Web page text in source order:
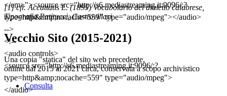
</em>"><source src="http://s6.mediastreaming.it:9096/;?
type=http&amp;nocache=559" type="audio/mpeg"></audio>
-->
<!--
<audio controls>
<source src="http://s6.mediastreaming.it:9096/;?
type=http&amp;nocache=559" type="audio/mpeg">
</audio>
[1] cfr. Accattatis L. (1895) Vocabolario del dialetto calabrese,
Tipografia Patitucci, Castrovillari
Vecchio Sito (2015-2021)
Una copia "statica" del sito web precedente,
online dal 2015 al 2021 circa, conservata a scopo archivistico
Consulta